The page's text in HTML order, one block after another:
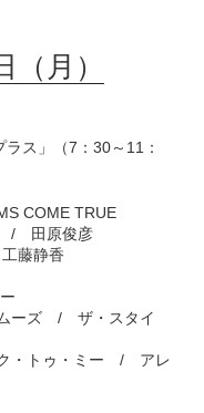
月）
ラス」（7：30～11：
COME TRUE
/ 田原俊彦
藤静香
ーズ / ザ・スタイ
・トゥ・ミー / アレ